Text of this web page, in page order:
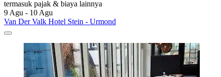
termasuk pajak & biaya lainnya
9 Agu - 10 Agu
Van Der Valk Hotel Stein - Urmond